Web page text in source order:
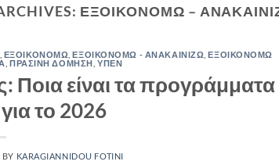
ΕΞΟΙΚΟΝΟΜΩ –
ΕΞΟΙΚΟΝΟΜΩ ,ΕΞΟΙΚΟΝΟΜΩ - ΑΝΑΚΑΙΝΙΖΩ ,ΕΞΟΙΚΟΝΟΜΩ
ΠΡΑΣΙΝΗ ΔΟΜΗΣΗ ΥΠΕΝ
Ποια είναι τα προγράμματα
το 2026
BY KARAGIANNIDOU FOTINI